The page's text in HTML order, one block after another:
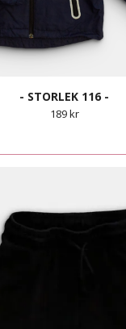
- STORLEK 116 -
189 kr